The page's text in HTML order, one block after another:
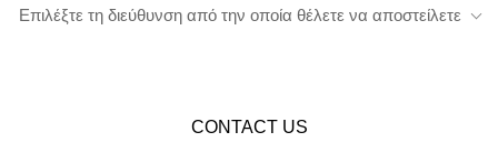
Επιλέξτε τη διεύθυνση από την οποία θέλετε να αποστείλετε
CONTACT US